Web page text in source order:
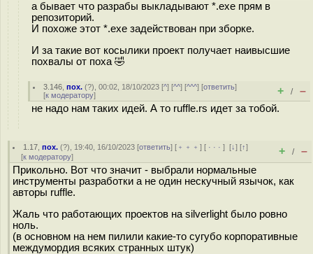
а бывает что разрабы выкладывают *.exe прям в
репозиторий.
И похоже этот *.exe задействован при зборке.
И за такие вот косылики проект получает наивысшие
похвалы от поха 🤣
3.146 ,пох. (?), 00:02, 18/10/2023 [^] [^^] [^^^] [ответить]
[к модератору] + / –
не надо нам таких идей. А то ruffle.rs идет за тобой.
1.17 ,пох. (?), 19:40, 16/10/2023 [ответить] [ ﹢﹢﹢] [ · · ·][↓] [↑]
[к модератору] + / –
Прикольно. Вот что значит - выбрали нормальные
инструменты разработки а не один нескучный язычок, как
авторы ruffle.
Жаль что работающих проектов на silverlight было ровно
ноль.
(в основном на нем пилили какие-то сугубо корпоративные
междумордия всяких странных штук)